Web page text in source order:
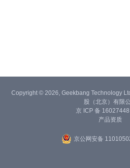
Copyright © 2026, Geekbang Technology
股（北京）有限
京 ICP 备 16027448
产品资质
京公网安备